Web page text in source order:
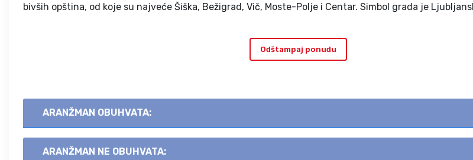
bivših opština, od koje su najveće Šiška, Bežigrad, Vič, Moste-Polje i Centar. Simbol grada je
Odštampaj ponudu
ARANŽMAN OBUHVATA:
ARANŽMAN NE OBUHVATA: